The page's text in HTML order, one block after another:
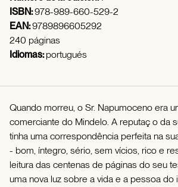
ISBN:978-989-660-529-2
EAN:9789896605292
240 páginas
Idiomas:portugués
Quando morreu, o Sr. Napumoceno era
comerciante do Mindelo. A reputaç o da
tinha uma correspondência perfeita na
- bom, íntegro, sério, sem vícios, rico e
leitura das centenas de páginas do seu
uma nova luz sobre a vida e a pessoa do